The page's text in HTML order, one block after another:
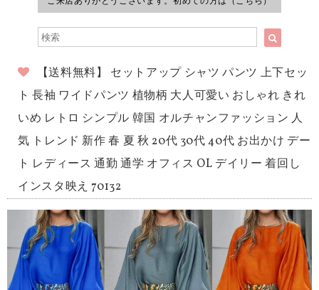
【送料無料】 セットアップ シャツ パンツ 上下セッ
ト 長袖 ワイドパンツ 植物柄 大人可愛い おしゃれ きれ
いめ レトロ シンプル 韓国 オルチャンファッション 人
気 トレンド 新作 春 夏 秋 20代 30代 40代 お出かけ デー
ト レディース 通勤 通学 オフィス OL デイリー 着回し
インスタ映え 70132